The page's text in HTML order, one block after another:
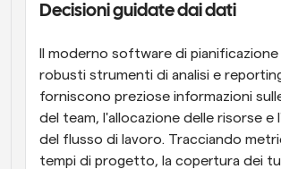
Decisioni guidate dai dati
Il moderno software di
robusti strumenti di analisi e
forniscono preziose informazioni
del team, l'allocazione delle risorse e
del flusso di lavoro. Tracciando
tempi di progetto, la copertura dei